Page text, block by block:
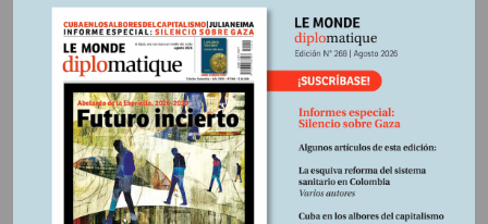
Últimas publicaciones